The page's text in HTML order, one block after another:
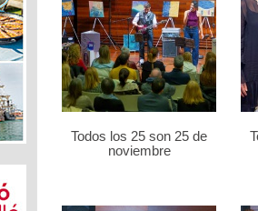
Todos los 25 son 25 de
noviembre